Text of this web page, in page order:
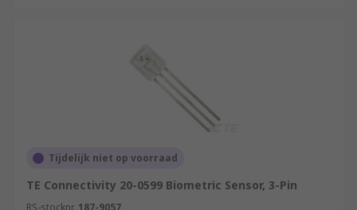
Tijdelijk niet op voorraad
TE Connectivity 20-0599 Biometric Sensor, 3-Pin
RS-stocknr. 187-9057